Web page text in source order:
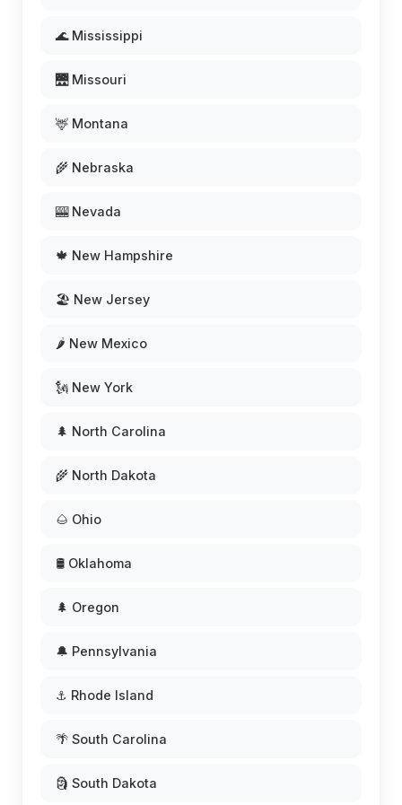
🌊 Mississippi
🌉 Missouri
🦌 Montana
🌾 Nebraska
🎰 Nevada
🍁 New Hampshire
🏖️ New Jersey
🌶️ New Mexico
🗽 New York
🌲 North Carolina
🌾 North Dakota
🌰 Ohio
🛢️ Oklahoma
🌲 Oregon
🔔 Pennsylvania
⚓ Rhode Island
🌴 South Carolina
🗿 South Dakota